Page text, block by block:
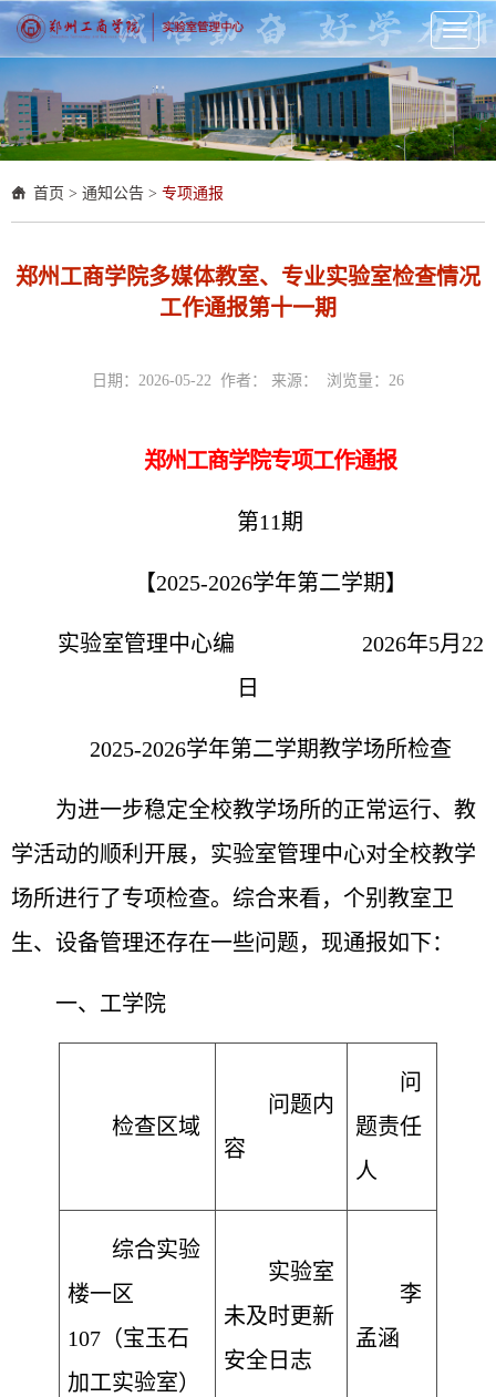
Toggle
首页 > 通知公告 > 专项通报
郑州工商学院多媒体教室、专业实验室检查情况
工作通报第十一期
日期：2026-05-22 作者： 来源： 浏览量： 26
郑州工商学院专项工作通报
第11期
【2025-2026学年第二学期】
实验室管理中心编 2026年5月22
日
2025-2026学年第二学期教学场所检查
为进一步稳定全校教学场所的正常运行、教
学活动的顺利开展， 实验室管理中心对全校教学
场所进行了专项检查。综合来看，个别教室卫
生、设备管理还存在一些问题，现通报如下：
一、 工学院
检查区域
问题内
容
问
题责任
人
综合实验
楼一区
107（宝玉石
加工实验室）
实验室
未及时更新
安全日志
李
孟涵